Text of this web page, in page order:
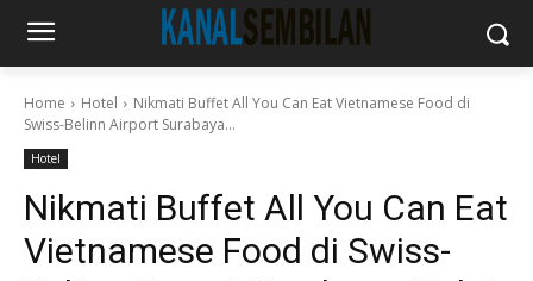
Home Hotel
Nikmati Buffet All You Can Eat Vietnamese Food di
Swiss-Belinn Airport Surabaya...
Hotel
Nikmati Buffet All You Can Eat
Vietnamese Food di Swiss-